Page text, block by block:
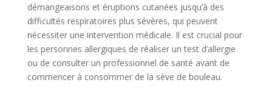
démangeaisons et éruptions cutanées jusqu’à des
difficultés respiratoires plus sévères, qui peuvent
nécessiter une intervention médicale. Il est crucial pour
les personnes allergiques de réaliser un test d’allergie
ou de consulter un professionnel de santé avant de
commencer à consommer de la sève de bouleau.